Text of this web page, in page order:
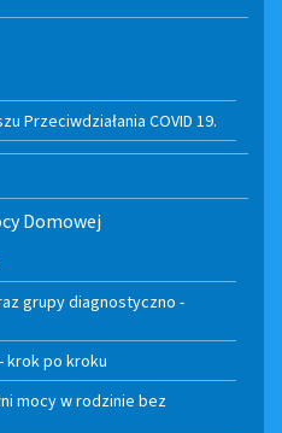
Przeciwdziałania COVID 19.
Domowej
grupy diagnostyczno -
krok po kroku
mocy w rodzinie bez